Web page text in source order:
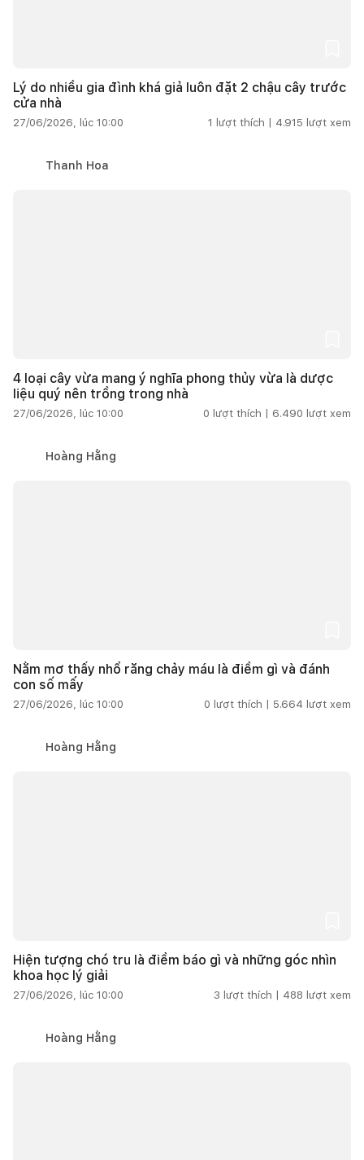
Lý do nhiều gia đình khá giả luôn đặt 2 chậu cây trước
cửa nhà
27/06/2026, lúc 10:00 1 lượt thích | 4.915 lượt xem
Thanh Hoa
4 loại cây vừa mang ý nghĩa phong thủy vừa là dược
liệu quý nên trồng trong nhà
27/06/2026, lúc 10:00 0 lượt thích | 6.490 lượt xem
Hoàng Hằng
Nằm mơ thấy nhổ răng chảy máu là điềm gì và đánh
con số mấy
27/06/2026, lúc 10:00 0 lượt thích | 5.664 lượt xem
Hoàng Hằng
Hiện tượng chó tru là điềm báo gì và những góc nhìn
khoa học lý giải
27/06/2026, lúc 10:00 3 lượt thích | 488 lượt xem
Hoàng Hằng